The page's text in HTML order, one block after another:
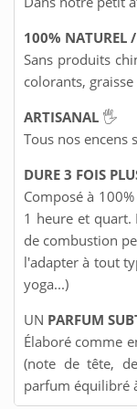
100% NATUREL
Sans produits
colorants,
ARTISANAL 🖐️
Tous nos encens
DURE 3 FOIS
Composé à
1 heure et quart.
de combustion
l'adapter à tout
yoga...)
UN PARFUM
Élaboré comme
(note de tête,
parfum équilibré